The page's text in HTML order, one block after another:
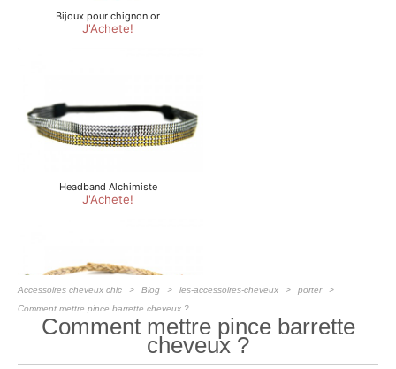
Accessoires cheveux chic Blog les-accessoires-cheveux
porter
Comment mettre pince barrette cheveux ?
Comment mettre pince barrette
cheveux ?